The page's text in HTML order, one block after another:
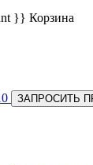
}} Корзина
ЗАПРОСИТЬ